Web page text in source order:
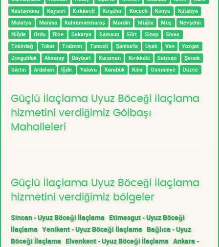
Kastamonu
Kayseri Kırklareli Kırşehir Kocaeli Konya
Kütahya
Malatya
Manisa Kahramanmaraş Mardin Muğla Muş
Nevşehir
Niğde
Ordu Rize Sakarya Samsun Siirt Sinop
Sivas
Tekirdağ
Tokat Trabzon Tunceli Şanlıurfa Uşak Van
Yozgat
Zonguldak
Aksaray Bayburt Karaman Kırıkkale Batman
Şırnak
Bartın
Ardahan Iğdır Yalova Karabük Kilis Osmaniye Düzce
Güçlü İlaçlama Uyuz Böceği İlaçlama
hizmetini verdiğimiz Gölbaşı
Mahalleleri
Güçlü İlaçlama Uyuz Böceği İlaçlama
hizmetini verdiğimiz bölgeler
Sincan - Uyuz Böceği İlaçlama Etimesgut - Uyuz Böceği
İlaçlama Yenikent - Uyuz Böceği İlaçlama Bağlıca - Uyuz
Böceği İlaçlama Elvankent - Uyuz Böceği İlaçlama Ankara -